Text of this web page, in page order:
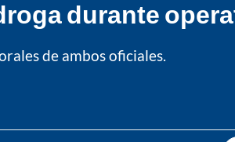
durante
de ambos oficiales.